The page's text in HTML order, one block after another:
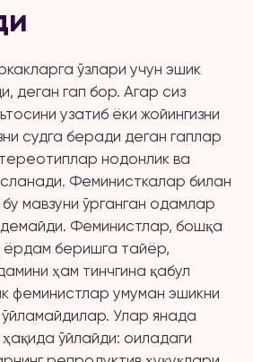
ўзлари учун эшик
деган гап бор. Агар сиз
узатиб ёки жойингизни
судга беради деган гаплар
нодонлик ва
Феминисткалар билан
мавзуни ўрганган одамлар
Феминистлар, бошқа
беришга тайёр,
ҳам тинчгина қабул
феминистлар умуман эшикни
Улар янада
ўйлайди: оиладаги